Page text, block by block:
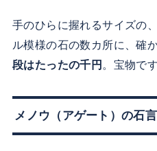
手のひらに握れるサイズの
ル模様の石の数カ所に、確
段はたったの千円
。宝物で
メノウ（アゲート）の石